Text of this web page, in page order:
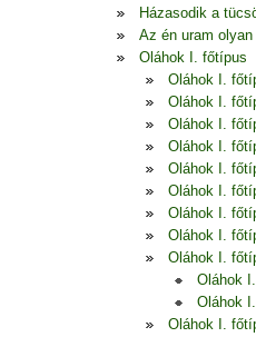
Házasodik a
Az én uram
Oláhok I. főtípus
Oláhok I.
Oláhok I.
Oláhok I.
Oláhok I.
Oláhok I.
Oláhok I.
Oláhok I.
Oláhok I.
Oláhok I.
Oláhok
Oláhok
Oláhok I.